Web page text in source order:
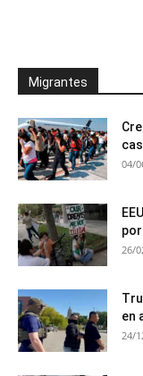
Migrantes
04/
26/
en
24/